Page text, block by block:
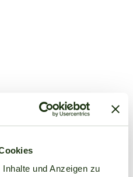
und Anzeigen zu